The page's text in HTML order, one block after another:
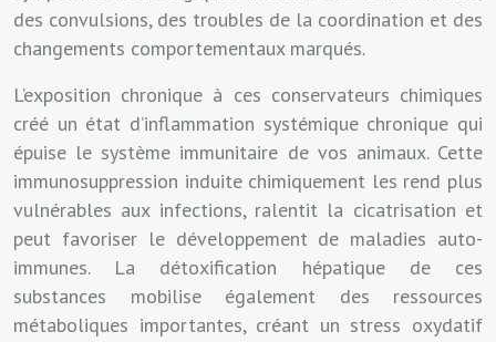
des convulsions, des troubles de la coordination et des
changements comportementaux marqués.
L’exposition chronique à ces conservateurs chimiques
créé un état d’inflammation systémique chronique qui
épuise le système immunitaire de vos animaux. Cette
immunosuppression induite chimiquement les rend plus
vulnérables aux infections, ralentit la cicatrisation et
peut favoriser le développement de maladies auto-
immunes. La détoxification hépatique de ces
substances mobilise également des ressources
métaboliques importantes, créant un stress oxydatif